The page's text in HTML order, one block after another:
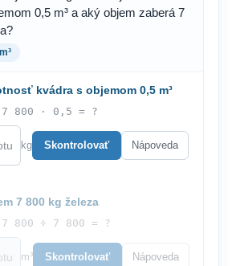
0,5 m³ a aký objem zaberá 7
kvádra s objemom 0,5 m³
800 · 0,5 = ?
kg Skontrolovať Nápoveda
7 800 kg železa
800 ÷ 7 800 = ?
m³ Skontrolovať Nápoveda